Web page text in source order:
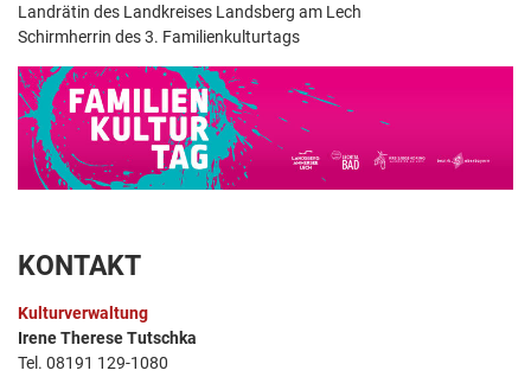
Landrätin des Landkreises Landsberg am Lech
Schirmherrin des 3. Familienkulturtags
KONTAKT
Kulturverwaltung
Irene Therese Tutschka
Tel. 08191 129-1080